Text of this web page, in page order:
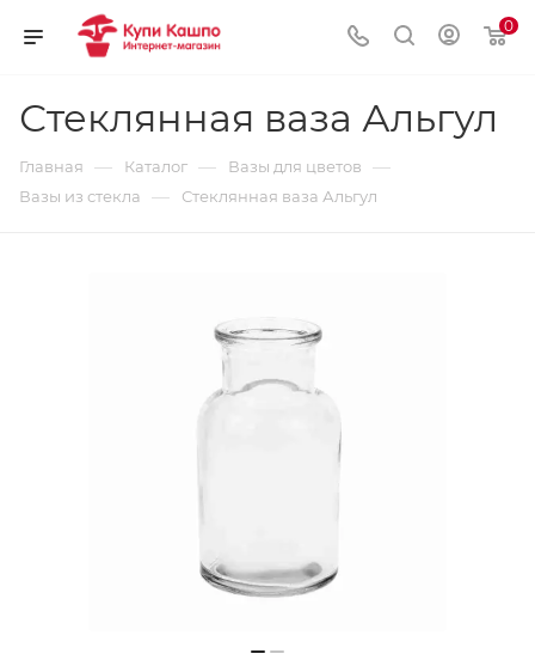
0
Стеклянная ваза Альгул
Главная — Каталог — Вазы для цветов —
Вазы из стекла — Стеклянная ваза Альгул